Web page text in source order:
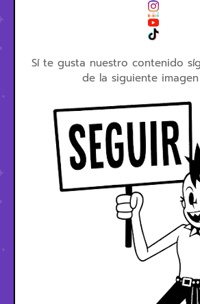
Sí te gusta nuestro contenido
de la siguiente imagen